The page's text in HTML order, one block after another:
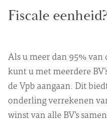
Fiscale eenheid?
Als u meer dan 95% van
kunt u met meerdere
de Vpb aangaan. Dit
onderling verrekenen
winst van alle BV’s